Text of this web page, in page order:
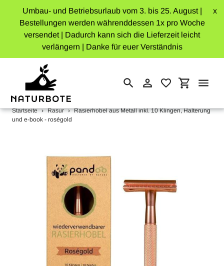
zum
Umbau- und Betriebsurlaub vom 3. bis 25. August |
Bestellungen werden währenddessen 1x pro Woche
versendet | Dadurch kann sich die Lieferzeit leicht
verlängern | Danke für euer Verständnis
x
SuchenEinloggen
Startseite › Rasur › Rasierhobel aus Metall inkl. 10 Klingen, Halterung
und e-book - roségold